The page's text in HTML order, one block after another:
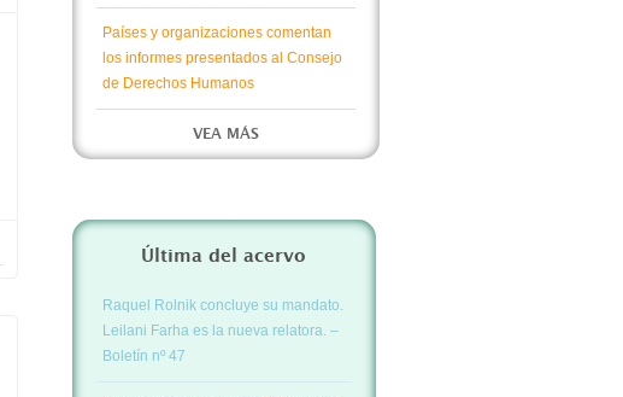
Países y organizaciones comentan
los informes presentados al Consejo
de Derechos Humanos
VEA MÁS
Última del acervo
Raquel Rolnik concluye su mandato.
Leilani Farha es la nueva relatora. –
Boletín nº 47